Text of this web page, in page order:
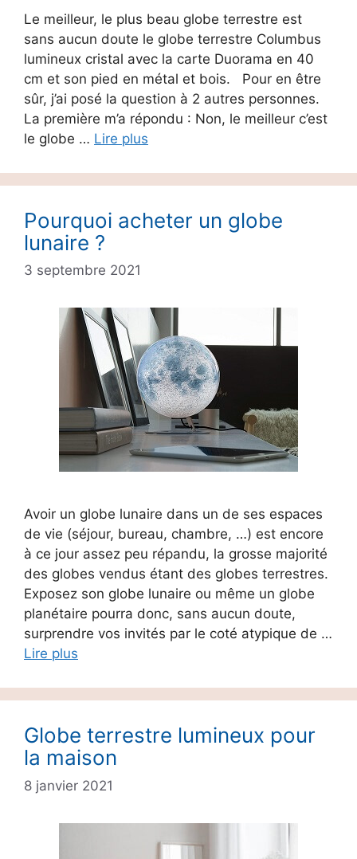
Le meilleur, le plus beau globe terrestre est
sans aucun doute le globe terrestre Columbus
lumineux cristal avec la carte Duorama en 40
cm et son pied en métal et bois. Pour en être
sûr, j’ai posé la question à 2 autres personnes.
La première m’a répondu : Non, le meilleur c’est
le globe … Lire plus
Pourquoi acheter un globe
lunaire ?
3 septembre 2021
Avoir un globe lunaire dans un de ses espaces
de vie (séjour, bureau, chambre, …) est encore
à ce jour assez peu répandu, la grosse majorité
des globes vendus étant des globes terrestres.
Exposez son globe lunaire ou même un globe
planétaire pourra donc, sans aucun doute,
surprendre vos invités par le coté atypique de …
Lire plus
Globe terrestre lumineux pour
la maison
8 janvier 2021